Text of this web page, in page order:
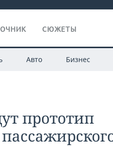
СЮЖЕТЫ
Авто Бизнес
прототип